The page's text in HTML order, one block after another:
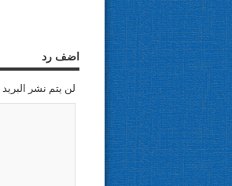
اضف رد
لن يتم نشر